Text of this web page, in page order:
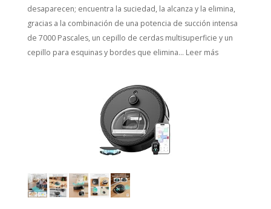
desaparecen; encuentra la suciedad, la alcanza y la elimina,
gracias a la combinación de una potencia de succión intensa
de 7000 Pascales, un cepillo de cerdas multisuperficie y un
cepillo para esquinas y bordes que elimina... Leer más